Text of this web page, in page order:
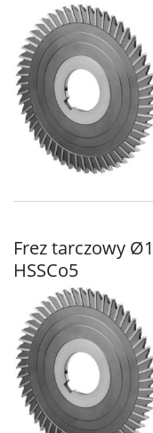
Frez tarczowy
HSSCo5